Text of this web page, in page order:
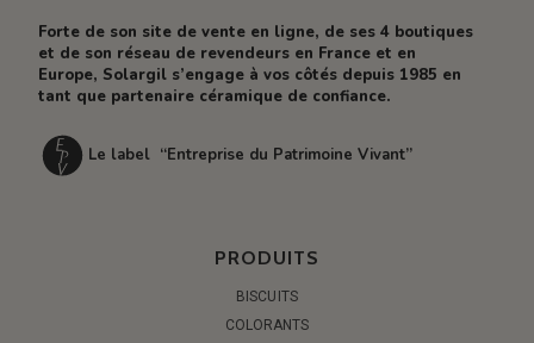
Forte de son site de vente en ligne, de ses 4 boutiques
et de son réseau de revendeurs en France et en
Europe, Solargil s’engage à vos côtés depuis 1985 en
tant que partenaire céramique de confiance.
Le label “Entreprise du Patrimoine Vivant”
PRODUITS
BISCUITS
COLORANTS